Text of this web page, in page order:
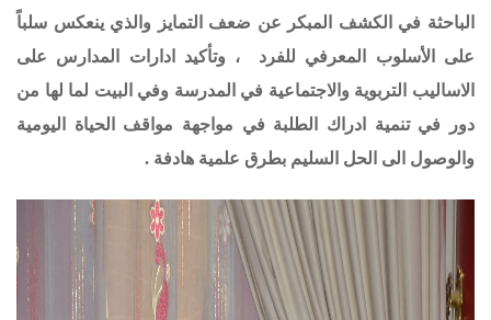
الباحثة في الكشف المبكر عن ضعف التمايز والذي ينعكس سلباً
على الأسلوب المعرفي للفرد ، وتأكيد ادارات المدارس على
الاساليب التربوية والاجتماعية في المدرسة وفي البيت لما لها من
دور في تنمية ادراك الطلبة في مواجهة مواقف الحياة اليومية
والوصول الى الحل السليم بطرق علمية هادفة .